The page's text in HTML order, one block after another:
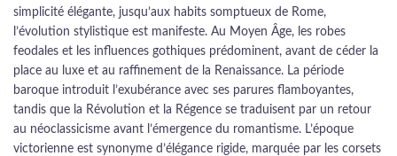
simplicité élégante, jusqu’aux habits somptueux de Rome,
l’évolution stylistique est manifeste. Au Moyen Âge, les robes
feodales et les influences gothiques prédominent, avant de céder la
place au luxe et au raffinement de la Renaissance. La période
baroque introduit l’exubérance avec ses parures flamboyantes,
tandis que la Révolution et la Régence se traduisent par un retour
au néoclassicisme avant l’émergence du romantisme. L’époque
victorienne est synonyme d’élégance rigide, marquée par les corsets